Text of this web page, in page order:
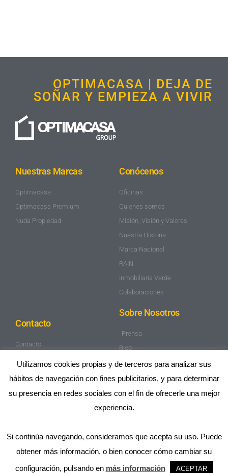
91 002 00 12
OPTIMACASA | DEJA DE
SOÑAR Y EMPIEZA A VIVIR
Nuestras Marcas
Optimacasa
Optimacasa Premium
Nuda Propiedad
Conócenos
Oficinas
Quienes somos
Misión, Visión y Valores
Nuestra Historia
Marca Nacional
RAIN
Inmobiliaria Verde
Colaboraciones
Contacto
Contacto
Sobre Nosotros
Prensa
Blog
Mapa de Sitio
Aviso Legal
Política de privacidad
2025 OPTIMACASA® ES UNA MARCA REGISTRADA DE
OPTIMACASA SERVICIOS INMOBILIARIOS SL. RESERVADOS
TODOS LOS DERECHOS.
Utilizamos cookies propias y de terceros para analizar sus
hábitos de navegación con fines publicitarios, y para determinar
su presencia en redes sociales con el fin de ofrecerle una mejor
experiencia.
Si continúa navegando, consideramos que acepta su uso. Puede
obtener más información, o bien conocer cómo cambiar su
configuración, pulsando en más información ACEPTAR